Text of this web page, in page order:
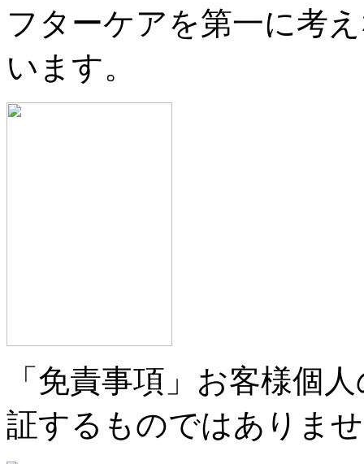
フターケアを第一に考
います。
「免責事項」お客様個
証するものではありま